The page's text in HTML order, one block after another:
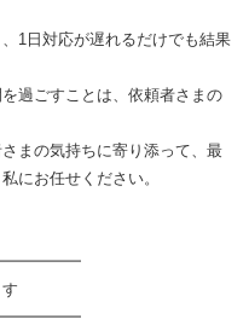
1日対応が遅れるだけでも結果
過ごすことは、依頼者さまの
まの気持ちに寄り添って、最
にお任せください。